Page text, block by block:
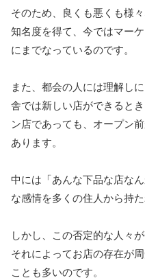
そのため、良くも悪くも様
知名度を得て、今ではマー
にまでなっているのです。
また、都会の人には理解し
舎では新しい店ができると
ン店であっても、オープン
あります。
中には「あんな下品な店な
な感情を多くの住人から持
しかし、この否定的な人々
それによってお店の存在が
ことも多いのです。